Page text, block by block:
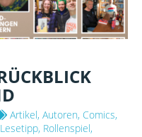
Artikel, Autoren, Comics,
Rollenspiel,